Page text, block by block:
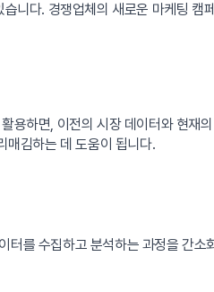
니다. 경쟁업체의 새로운 마케팅 캠
용하면, 이전의 시장 데이터와 현재
매김하는 데 도움이 됩니다.
터를 수집하고 분석하는 과정을 간소